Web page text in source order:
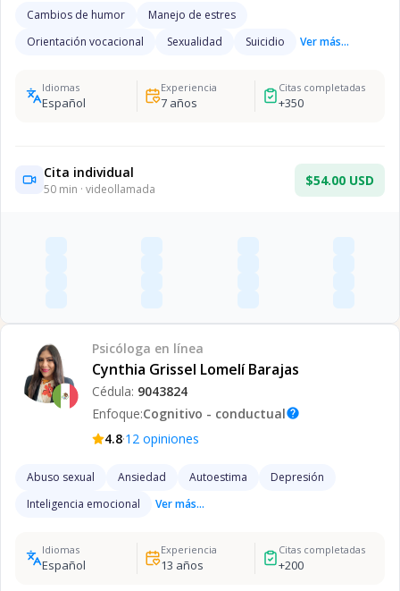
Cambios de humor
Manejo de estres
Orientación vocacional
Sexualidad Suicidio Ver más...
Idiomas
Español
Experiencia
7años
Citas completadas
+350
Cita individual
50 min · videollamada
$54.00 USD
Psicóloga en línea
Cynthia Grissel Lomelí Barajas
Cédula: 9043824
Enfoque:Cognitivo - conductualhelp
4.8·12 opiniones
Abuso sexual Ansiedad Autoestima
Depresión
Inteligencia emocional
Ver más...
Idiomas
Español
Experiencia
13 años
Citas completadas
+200